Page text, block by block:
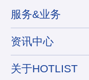
服务&业务
资讯中心
关于HOTLIST